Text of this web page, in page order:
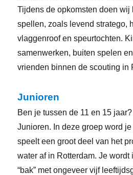
Tijdens de opkomsten doen wij
spellen, zoals levend stratego,
vlaggenroof en speurtochten.
samenwerken, buiten spelen
vrienden binnen de scouting in
Junioren
Ben je tussen de 11 en 15
Junioren. In deze groep word
speelt een groot deel van het
water af in Rotterdam. Je wordt
“bak” met ongeveer vijf